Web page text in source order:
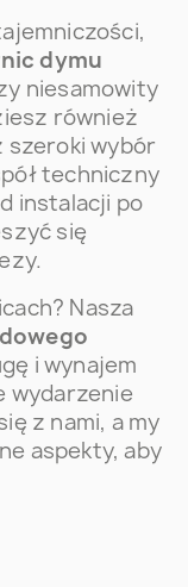
dymu
niesamowity
również
wybór
techniczny
instalacji po
się
Nasza
i wynajem
wydarzenie
z nami, a my
aspekty, aby